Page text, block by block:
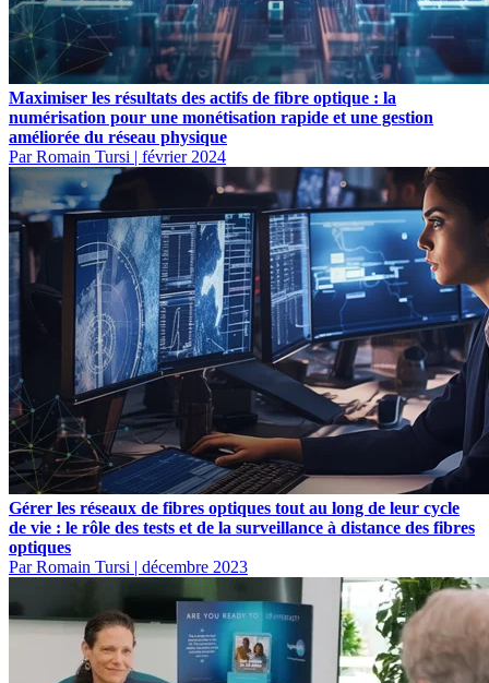
Maximiser les résultats des actifs de fibre optique : la
numérisation pour une monétisation rapide et une gestion
améliorée du réseau physique
Par Romain Tursi | février 2024
Gérer les réseaux de fibres optiques tout au long de leur cycle
de vie : le rôle des tests et de la surveillance à distance des fibres
optiques
Par Romain Tursi | décembre 2023